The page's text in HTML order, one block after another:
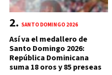
SANTO DOMINGO 2026
Así va el medallero de
Santo Domingo 2026:
República Dominicana
suma 18 oros y 85 preseas